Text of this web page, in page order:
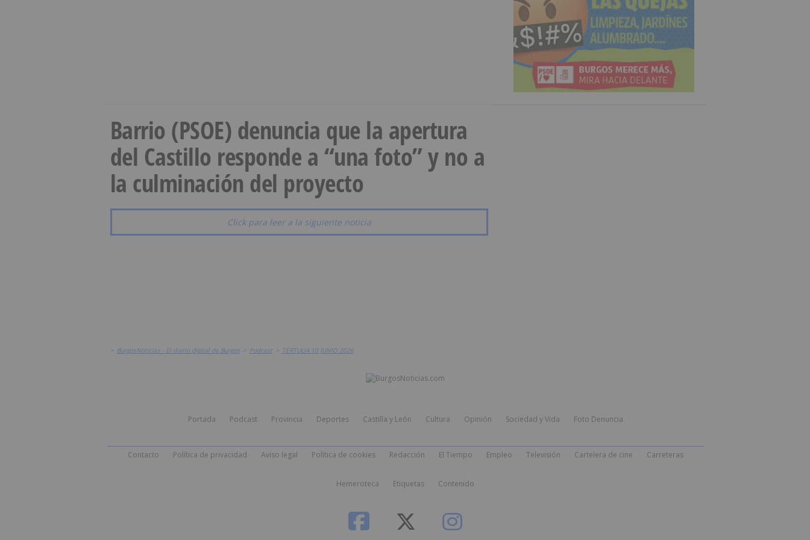
Barrio (PSOE) denuncia que la apertura
del Castillo responde a “una foto” y no a
la culminación del proyecto
Click para leer a la siguiente noticia
> BurgosNoticias - El diario digital de Burgos > Podcast > TERTULIA 10 JUNIO 2026
Portada Podcast Provincia Deportes Castilla y León Cultura Opinión Sociedad y Vida Foto Denuncia
Contacto Política de privacidad Aviso legal Política de cookies Redacción El Tiempo Empleo Televisión Cartelera de cine Carreteras
Hemeroteca Etiquetas Contenido